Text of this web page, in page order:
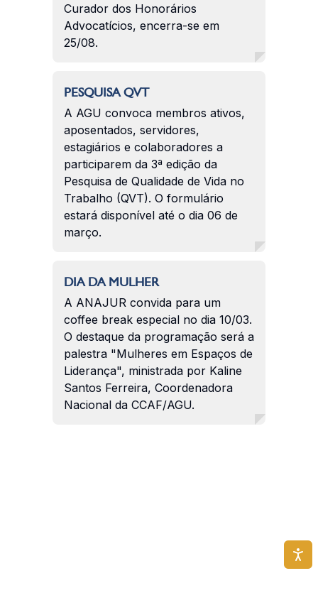
Curador dos Honorários
Advocatícios, encerra-se em
25/08.
PESQUISA QVT
A AGU convoca membros ativos,
aposentados, servidores,
estagiários e colaboradores a
participarem da 3ª edição da
Pesquisa de Qualidade de Vida no
Trabalho (QVT). O formulário
estará disponível até o dia 06 de
março.
DIA DA MULHER
A ANAJUR convida para um
coffee break especial no dia 10/03.
O destaque da programação será a
palestra "Mulheres em Espaços de
Liderança", ministrada por Kaline
Santos Ferreira, Coordenadora
Nacional da CCAF/AGU.